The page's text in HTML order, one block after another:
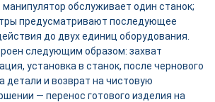
обслуживает один станок;
предусматривают последующее
до двух единиц оборудования.
следующим образом: захват
установка в станок, после чернового
детали и возврат на чистовую
— перенос готового изделия на